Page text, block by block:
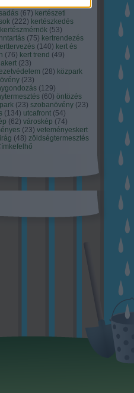
kertészet (118) kertészeti
(67) kertészeti
(222) kertészkedés
kertészmérnök (53)
(75) kertrendezés
(140) kert és
(76) kert trend (49)
(23)
(28) közpark
(23)
(129)
(60) öntözés
park (23) szobanövény (23)
(134) utcafront (54)
(62) városkép (74)
(23) veteményeskert
(48) zöldségtermesztés